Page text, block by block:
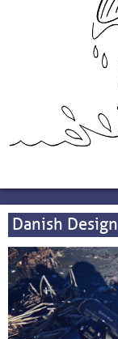
Danish Design